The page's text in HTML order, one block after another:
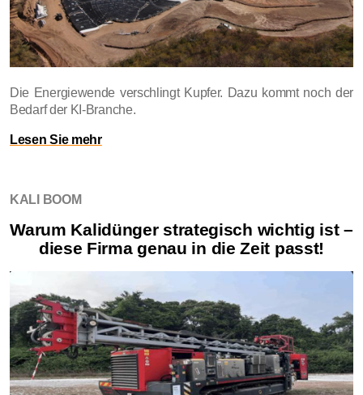
Die Energiewende verschlingt Kupfer. Dazu kommt noch der
Bedarf der KI-Branche.
Lesen Sie mehr
KALI BOOM
Warum Kalidünger strategisch wichtig ist –
diese Firma genau in die Zeit passt!